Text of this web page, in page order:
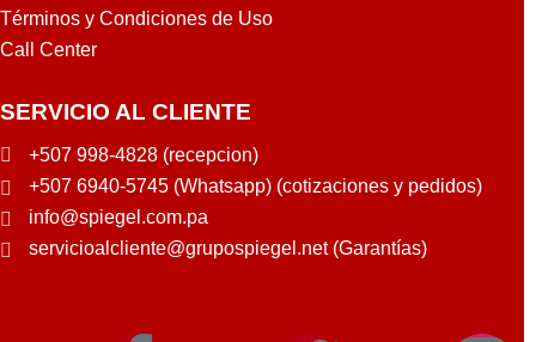
Términos y Condiciones de Uso
Call Center
SERVICIO AL CLIENTE
+507 998-4828 (recepcion)
+507 6940-5745 (Whatsapp) (cotizaciones y pedidos)
info@spiegel.com.pa
servicioalcliente@grupospiegel.net (Garantías)